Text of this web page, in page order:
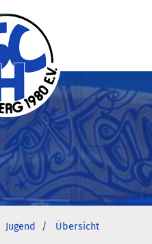
Jugend Übersicht